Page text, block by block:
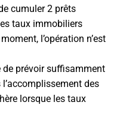
cumuler 2 prêts
taux immobiliers
l’opération n’est
de prévoir suffisamment
des
lorsque les taux